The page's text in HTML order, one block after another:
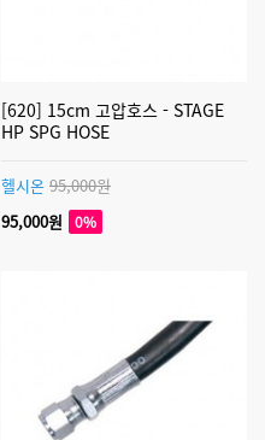
[620] 15cm 고압호스 - STAGE
HP SPG HOSE
헬시온 95,000원
95,000원
0%